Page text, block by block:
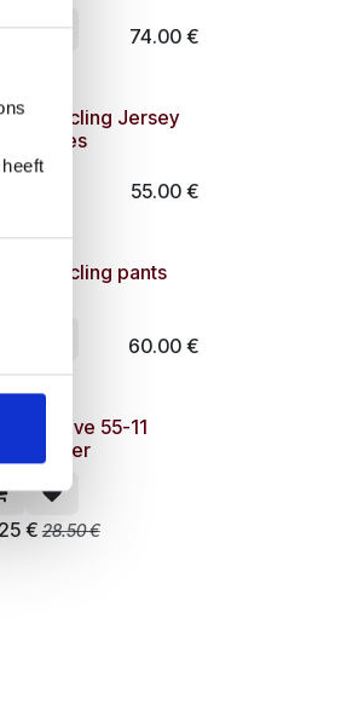
74.00 €
cycling Jersey
sleeves
55.00 €
cycling pants
60.00 €
Drive 55-11
€ 28.50€